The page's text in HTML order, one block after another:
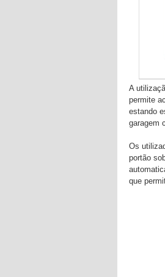
A
permite
estando
garagem
Os
portão
que